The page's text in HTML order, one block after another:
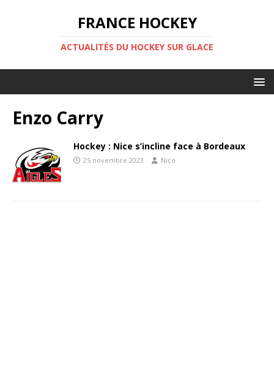
FRANCE HOCKEY
ACTUALITÉS DU HOCKEY SUR GLACE
Enzo Carry
Hockey : Nice s’incline face à Bordeaux
25 novembre 2023 Nico